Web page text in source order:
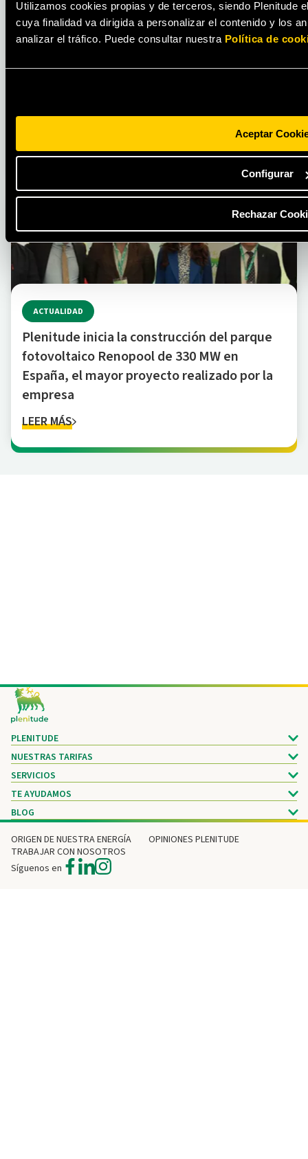
Utilizamos cookies propias y de terceros, siendo Plenitude
cuya finalidad va dirigida a personalizar el contenido y los
analizar el tráfico. Puede consultar nuestra Política de
Aceptar
Configurar
Rechazar
LEER MÁS
ACTUALIDAD
Plenitude inicia la construcción del parque
fotovoltaico Renopool de 330 MW en
España, el mayor proyecto realizado por la
empresa
LEER MÁS
Footer
PLENITUDE
NUESTRAS TARIFAS
SERVICIOS
TE AYUDAMOS
BLOG
ORIGEN DE NUESTRA ENERGÍA
OPINIONES PLENITUDE
TRABAJAR CON NOSOTROS
Síguenos en